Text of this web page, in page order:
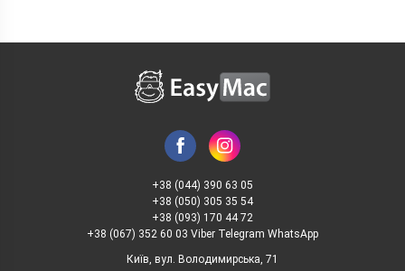
+38 (044) 390 63 05
+38 (050) 305 35 54
+38 (093) 170 44 72
+38 (067) 352 60 03 Viber Telegram WhatsApp
Київ, вул. Володимирська, 71